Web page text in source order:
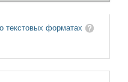
текстовых форматах